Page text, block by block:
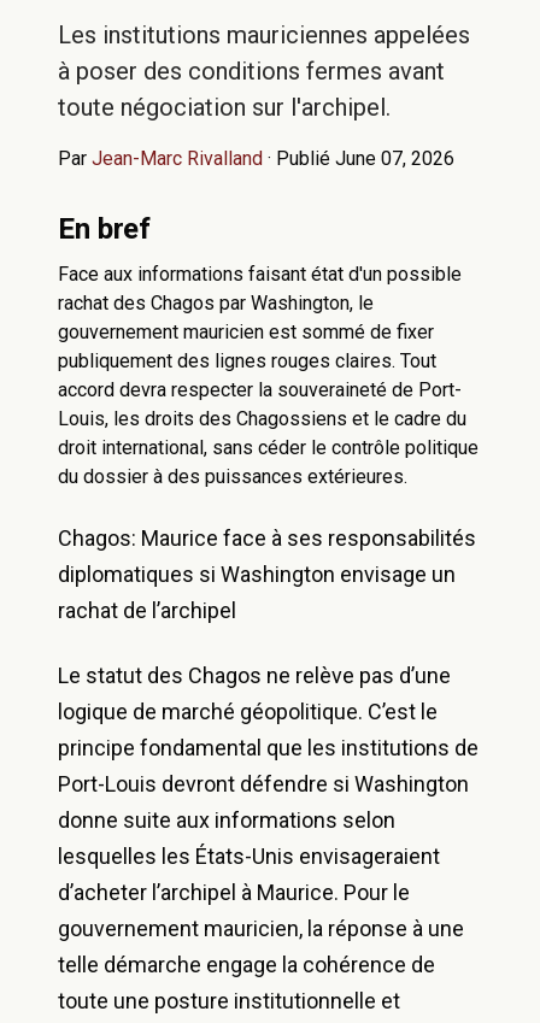
Les institutions mauriciennes appelées
à poser des conditions fermes avant
toute négociation sur l'archipel.
Par Jean-Marc Rivalland · Publié June 07, 2026
En bref
Face aux informations faisant état d'un possible
rachat des Chagos par Washington, le
gouvernement mauricien est sommé de fixer
publiquement des lignes rouges claires. Tout
accord devra respecter la souveraineté de Port-
Louis, les droits des Chagossiens et le cadre du
droit international, sans céder le contrôle politique
du dossier à des puissances extérieures.
Chagos: Maurice face à ses responsabilités
diplomatiques si Washington envisage un
rachat de l’archipel
Le statut des Chagos ne relève pas d’une
logique de marché géopolitique. C’est le
principe fondamental que les institutions de
Port-Louis devront défendre si Washington
donne suite aux informations selon
lesquelles les États-Unis envisageraient
d’acheter l’archipel à Maurice. Pour le
gouvernement mauricien, la réponse à une
telle démarche engage la cohérence de
toute une posture institutionnelle et